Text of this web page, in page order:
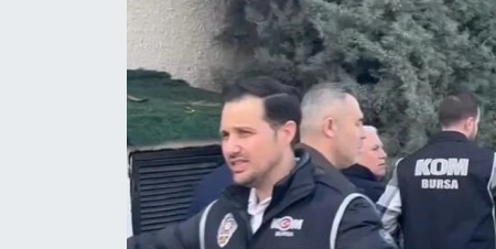
English News
Flaş Haber
Gayrimenkul